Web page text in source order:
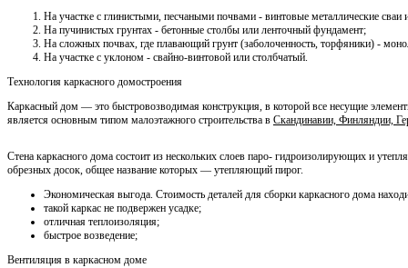
На участке с глинистыми, песчаными почвами - винтовые металлические
На пучинистых грунтах - бетонные столбы или ленточный фундамент;
На сложных почвах, где плавающий грунт (заболоченность, торфяники) -
На участке с уклоном - свайно-винтовой или столбчатый.
Технология каркасного домостроения
Каркасный дом — это быстровозводимая конструкция, в которой все несущие
является основным типом малоэтажного строительства в Скандинавии, Финляндии,
Стена каркасного дома состоит из нескольких слоев паро- гидроизолирующих и
обрезных досок, общее название которых — утепляющий пирог.
Экономическая выгода. Стоимость деталей для сборки каркасного дома
такой каркас не подвержен усадке;
отличная теплоизоляция;
быстрое возведение;
Вентиляция в каркасном доме